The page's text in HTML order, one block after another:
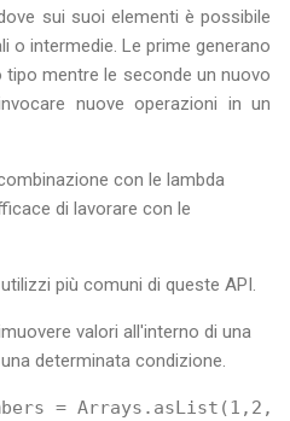
sui suoi elementi è possibile
o intermedie. Le prime generano
mentre le seconde un nuovo
nuove operazioni in un
con le lambda
di lavorare con le
più comuni di queste API.
valori all'interno di una
determinata condizione.
=